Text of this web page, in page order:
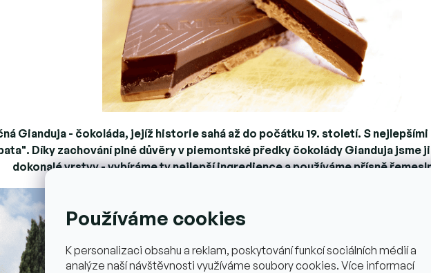
Používáme cookies
K personalizaci obsahu a reklam, poskytování funkcí sociálních médií a
analýze naší návštěvnosti využíváme soubory cookies. Více informací
Gianduja - čokoláda, jejíž historie sahá až do počátku 19. století. S
Díky zachování plné důvěry v piemontské předky čokolády Gianduja
dokonalé vrstvy - vybíráme ty nejlepší ingredience a používáme přísně